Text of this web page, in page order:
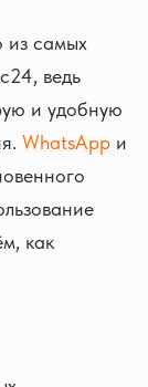
из самых
ведь
и удобную
WhatsApp и
как